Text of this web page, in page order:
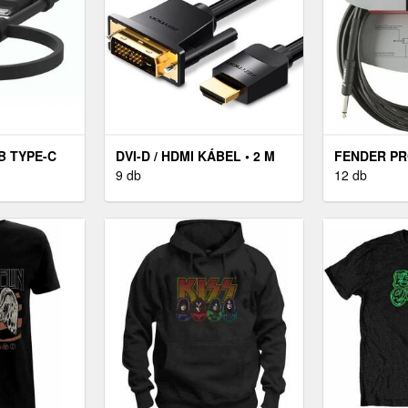
TYPE-C
DVI-D / HDMI KÁBEL • 2 M
9 db
FENDER
SERIES
12 db